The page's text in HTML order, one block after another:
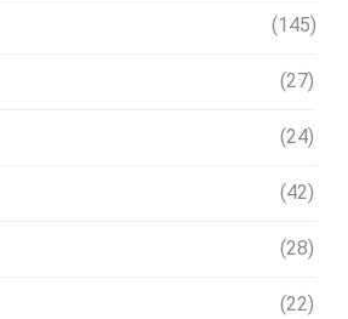
(145)
(27)
(24)
(42)
(28)
(22)